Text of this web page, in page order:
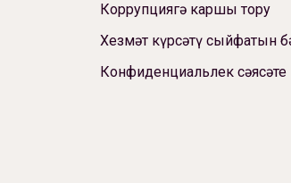
Коррупциягә каршы тору
Хезмәт күрсәтү сыйфатын
Конфиденциальлек сәясәте